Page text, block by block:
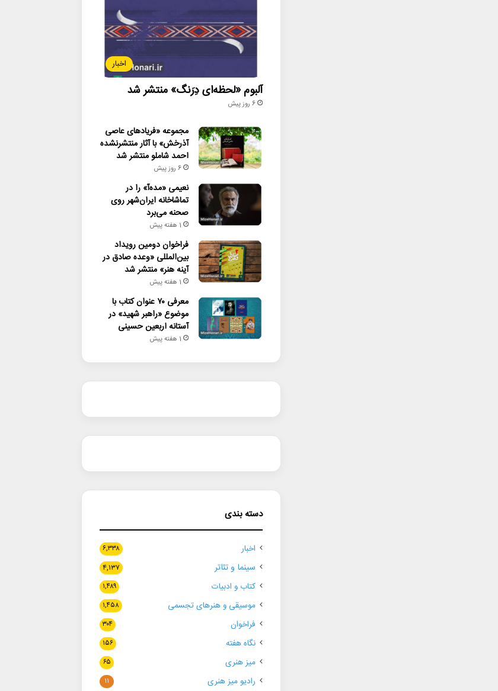
اخبار
آلبوم «لحظه‌ای دِرَنگ» منتشر شد
6 روز پیش
مجموعه «فریادهای عاصی
آذرخش» با آثار منتشرنشده
احمد شاملو منتشر شد
6 روز پیش
نعیمی «مده‌آ» را در
تماشاخانه ایران‌شهر روی
صحنه می‌برد
1 هفته پیش
فراخوان دومین رویداد
بین‌المللی «وعده صادق در
آینه هنر» منتشر شد
1 هفته پیش
معرفی ۷۰ عنوان کتاب با
موضوع «راهبر شهید» در
آستانه اربعین حسینی
1 هفته پیش
دسته بندی
اخبار ۶,۳۳۸
سینما و تئاتر ۴,۱۳۷
کتاب و ادبیات ۱,۴۸۹
موسیقی و هنرهای تجسمی ۱,۴۵۸
فراخوان ۳۰۴
نگاه هفته ۱۵۶
میز هنری ۶۵
رادیو میز هنری ۱۱